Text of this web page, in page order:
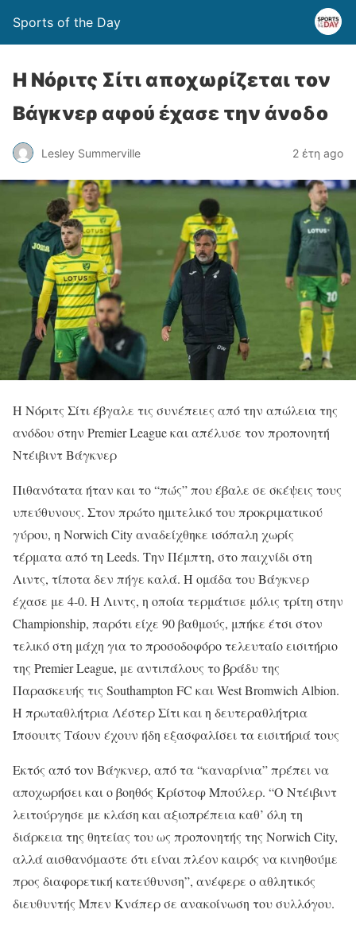
Sports of the Day
Η Νόριτς Σίτι αποχωρίζεται τον
Βάγκνερ αφού έχασε την άνοδο
Lesley Summerville 2 έτη ago
Η Νόριτς Σίτι έβγαλε τις συνέπειες από την απώλεια της
ανόδου στην Premier League και απέλυσε τον προπονητή
Ντέιβιντ Βάγκνερ
Πιθανότατα ήταν και το “πώς” που έβαλε σε σκέψεις τους
υπεύθυνους. Στον πρώτο ημιτελικό του προκριματικού
γύρου, η Norwich City αναδείχθηκε ισόπαλη χωρίς
τέρματα από τη Leeds. Την Πέμπτη, στο παιχνίδι στη
Λιντς, τίποτα δεν πήγε καλά. Η ομάδα του Βάγκνερ
έχασε με 4-0. Η Λιντς, η οποία τερμάτισε μόλις τρίτη στην
Championship, παρότι είχε 90 βαθμούς, μπήκε έτσι στον
τελικό στη μάχη για το προσοδοφόρο τελευταίο εισιτήριο
της Premier League, με αντιπάλους το βράδυ της
Παρασκευής τις Southampton FC και West Bromwich Albion.
Η πρωταθλήτρια Λέστερ Σίτι και η δευτεραθλήτρια
Ίπσουιτς Τάουν έχουν ήδη εξασφαλίσει τα εισιτήριά τους
Εκτός από τον Βάγκνερ, από τα “καναρίνια” πρέπει να
αποχωρήσει και ο βοηθός Κρίστοφ Μπούλερ. “Ο Ντέιβιντ
λειτούργησε με κλάση και αξιοπρέπεια καθ’ όλη τη
διάρκεια της θητείας του ως προπονητής της Norwich City,
αλλά αισθανόμαστε ότι είναι πλέον καιρός να κινηθούμε
προς διαφορετική κατεύθυνση”, ανέφερε ο αθλητικός
διευθυντής Μπεν Κνάπερ σε ανακοίνωση του συλλόγου.